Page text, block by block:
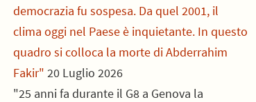
democrazia fu sospesa. Da quel 2001, il
clima oggi nel Paese è inquietante. In questo
quadro si colloca la morte di Abderrahim
Fakir" 20 Luglio 2026
"25 anni fa durante il G8 a Genova la